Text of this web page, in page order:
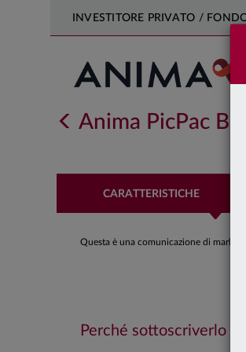
INVESTITORE PRIVATO /
Anima PicPac
CARATTERISTICHE
Questa è una comunicazione di
Perché sottoscriverlo